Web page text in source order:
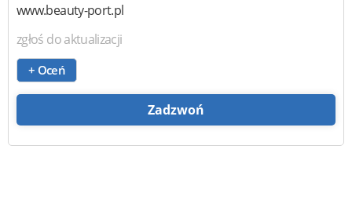
www.beauty-port.pl
zgłoś do aktualizacji
+ Oceń
Zadzwoń